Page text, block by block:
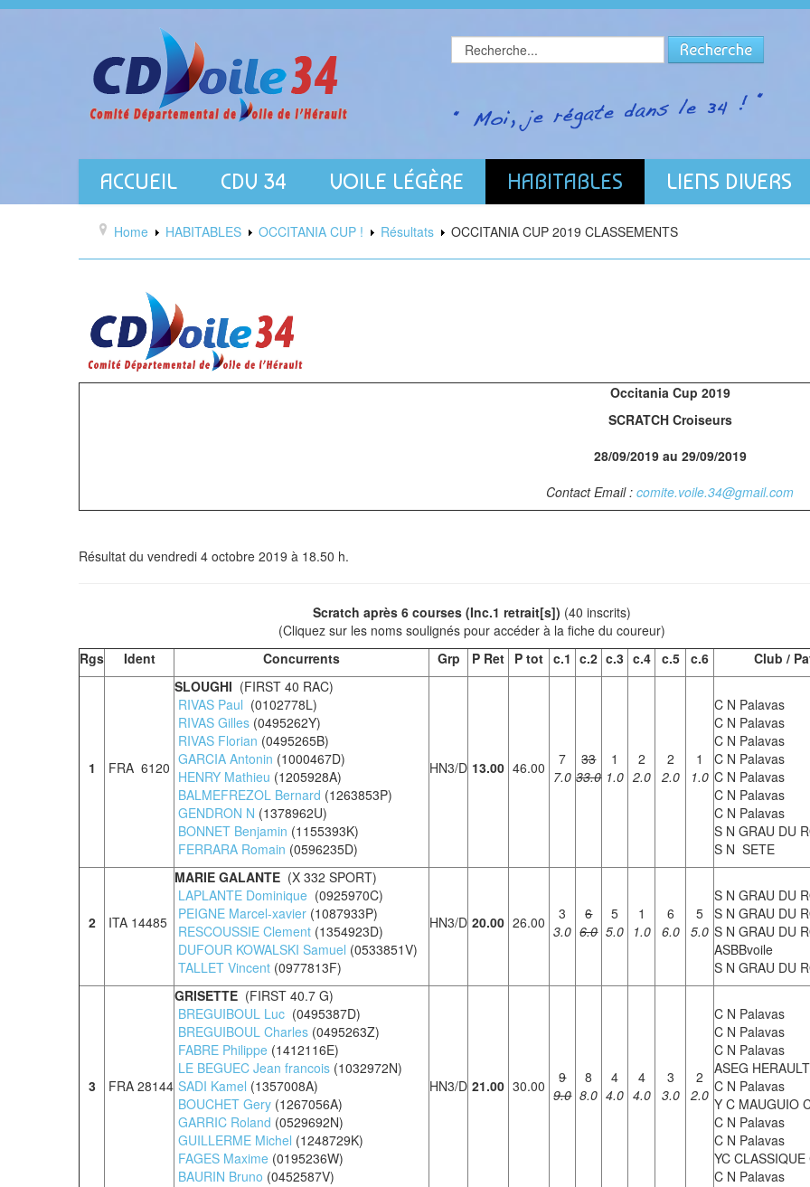
Rechercher Recherche
ACCUEIL CDV 34 VOILE LÉGÈRE HABITABLES LIENS DIVERS
Home HABITABLES OCCITANIA CUP ! Résultats OCCITANIA CUP 2019 CLASSEMENTS
Occitania Cup 2019
SCRATCH Croiseurs
28/09/2019 au 29/09/2019
Contact Email : comite.voile.34@gmail.com
Résultat du vendredi 4 octobre 2019 à 18.50 h.
Scratch après 6 courses (Inc.1 retrait[s]) (40 inscrits)
(Cliquez sur les noms soulignés pour accéder à la fiche du coureur)
Rgs
Ident Concurrents Grp P Ret P tot c.1 c.2 c.3 c.4 c.5 c.6 Club /
1 FRA 6120
SLOUGHI (FIRST 40 RAC)
RIVAS Paul (0102778L)
RIVAS Gilles (0495262Y)
RIVAS Florian (0495265B)
GARCIA Antonin (1000467D)
HENRY Mathieu (1205928A)
BALMEFREZOL Bernard (1263853P)
GENDRON N (1378962U)
BONNET Benjamin (1155393K)
FERRARA Romain (0596235D)
HN3/D 13.00 46.00
7
7.0
33
33.0
1
1.0
2
2.0
2
2.0
1
1.0
C N Palavas
C N Palavas
C N Palavas
C N Palavas
C N Palavas
C N Palavas
C N Palavas
S N GRAU DU
S N SETE
2 ITA 14485
MARIE GALANTE (X 332 SPORT)
LAPLANTE Dominique (0925970C)
PEIGNE Marcel-xavier (1087933P)
RESCOUSSIE Clement (1354923D)
DUFOUR KOWALSKI Samuel (0533851V)
TALLET Vincent (0977813F)
HN3/D 20.00 26.00
3
3.0
6
6.0
5
5.0
1
1.0
6
6.0
5
5.0
S N GRAU DU
S N GRAU DU
S N GRAU DU
ASBBvoile
S N GRAU DU
3 FRA 28144
GRISETTE (FIRST 40.7 G)
BREGUIBOUL Luc (0495387D)
BREGUIBOUL Charles (0495263Z)
FABRE Philippe (1412116E)
LE BEGUEC Jean francois (1032972N)
SADI Kamel (1357008A)
BOUCHET Gery (1267056A)
GARRIC Roland (0529692N)
GUILLERME Michel (1248729K)
FAGES Maxime (0195236W)
BAURIN Bruno (0452587V)
HN3/D 21.00 30.00
9
9.0
8
8.0
4
4.0
4
4.0
3
3.0
2
2.0
C N Palavas
C N Palavas
C N Palavas
ASEG
C N Palavas
Y C MAUGUIO
C N Palavas
C N Palavas
YC
C N Palavas